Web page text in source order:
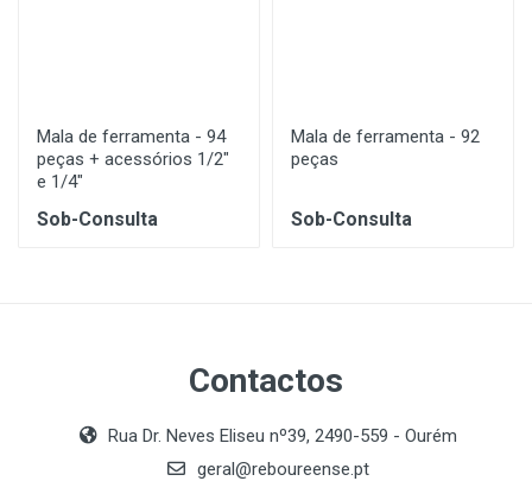
Mala de ferramenta - 94
peças + acessórios 1/2"
e 1/4"
Sob-Consulta
Mala de ferramenta - 92
peças
Sob-Consulta
Contactos
Rua Dr. Neves Eliseu nº39, 2490-559 - Ourém
geral@reboureense.pt